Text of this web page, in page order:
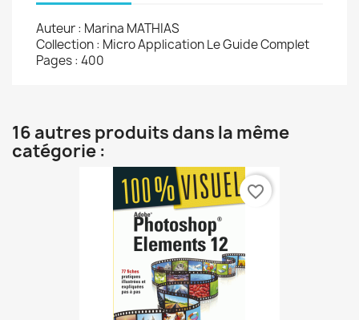
Auteur : Marina MATHIAS
Collection : Micro Application Le Guide Complet
Pages : 400
16 autres produits dans la même
catégorie :
favorite_border